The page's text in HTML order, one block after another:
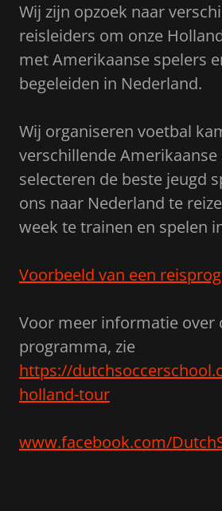
Wij zijn opzoek naar
reisleiders om onze
met Amerikaanse spelers
begeleiden in Nederland.
Wij organiseren voetbal
verschillende Amerikaanse
selecteren de beste jeugd
ons naar Nederland te
week te trainen en spelen
Voorbeeld van een
Voor meer informatie over
programma, zie
https://
holland-tour
www.facebook.com/